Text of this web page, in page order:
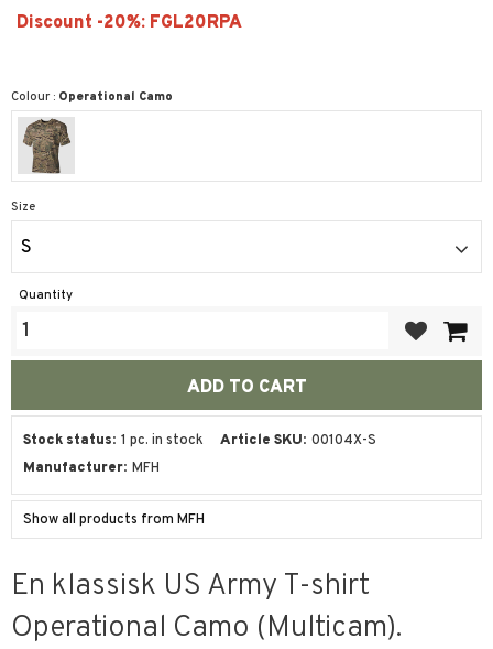
Colour : Operational Camo
Size
S
Quantity
Stock status 1 pc. in stock Article SKU 00104X-S
Manufacturer MFH
Show all products from MFH
En klassisk US Army T-shirt
Operational Camo (Multicam).